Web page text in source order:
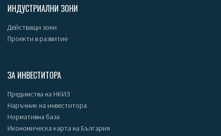
ИНДУСТРИАЛНИ ЗОНИ
Действащи зони
Проекти в развитие
ЗА ИНВЕСТИТОРА
Предимства на НКИЗ
Наръчник на инвеститора
Нормативна база
Икономическа карта на България